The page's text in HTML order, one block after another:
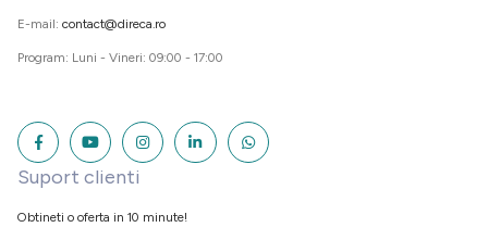
E-mail: contact@direca.ro
Program: Luni - Vineri: 09:00 - 17:00
Suport clienti
Obtineti o oferta in 10 minute!